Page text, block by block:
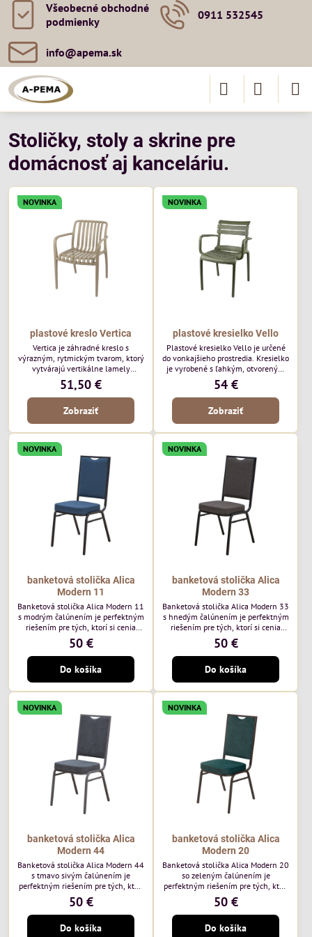
Všeobecné obchodné
podmienky
0911 532545
info​@apema​.sk
Stoličky, stoly a skrine pre
domácnosť aj kanceláriu.
NOVINKA
plastové kreslo Vertica
Vertica je záhradné kreslo s
výrazným, rytmickým tvarom, ktorý
vytvárajú vertikálne lamely
operadla a sedadla. Jej otvorený
dizajn jej dodáva ľahký, vzdušný
vzhľad a robí z nej perfektný
doplnok moderných vonkajších
pozornosť svojimi detailmi bez toho,
aby dominoval priestoru. Bude
vyzerať skvele vo vonkajších
jedálenských priestoroch, pri
bistrových stoloch a v...
51,50 €
Zobraziť
NOVINKA
plastové kresielko Vello
Plastové kresielko Vello je určené
do vonkajšieho prostredia. Kresielko
je vyrobené s ľahkým, otvoreným
tvarom a jemne kontúrovanými
líniami. Horizontálne lamely
operadla a jemne zaoblené
podrúčky dodávajú kresielku
ležérny, letný nádych. Tento model
bude vyzerať skvele vo vonkajších
jedálenských priestoroch, pri
reštauračných stoloch a v
bistrových priestoroch.
54 €
Zobraziť
NOVINKA
banketová stolička Alica
Modern 11
Banketová stolička Alica Modern 11
s modrým čalúnením je perfektným
riešením pre tých, ktorí si cenia
vysokú kvalitu a jedinečný dizajn.
Stolička je výnimočná použitím
vysoko kvalitného modrého
čalúnenia Mossa 79 od poľského
výrobcu Davis ktorého látka má
hmotnosť 325 g/m², čo zaručuje
výnimočnú odolnosť a pohodlie.
Okrem toho je látka vybavená
technológiou Easy-Clean, vďaka
ktorej sa ľahko...
50 €
Do košíka
NOVINKA
banketová stolička Alica
Modern 33
Banketová stolička Alica Modern 33
s hnedým čalúnením je perfektným
riešením pre tých, ktorí si cenia
vysokú kvalitu a jedinečný dizajn.
Stolička je výnimočná použitím
vysoko kvalitného hnedého
čalúnenia Mossa 29 od poľského
výrobcu Davis ktorého látka má
hmotnosť 325 g/m², čo zaručuje
výnimočnú odolnosť a pohodlie.
Okrem toho je látka vybavená
technológiou Easy-Clean, vďaka
ktorej sa ľahko...
50 €
Do košíka
NOVINKA
banketová stolička Alica
Modern 44
Banketová stolička Alica Modern 44
s tmavo sivým čalúnením je
perfektným riešením pre tých, ktorí
si cenia vysokú kvalitu a jedinečný
dizajn. Stolička je výnimočná
použitím vysoko kvalitného tmavo
sivého zamatového čalúnenia od
50 €
Do košíka
NOVINKA
banketová stolička Alica
Modern 20
Banketová stolička Alica Modern 20
so zeleným čalúnením je
perfektným riešením pre tých, ktorí
si cenia vysokú kvalitu a jedinečný
dizajn. Stolička je výnimočná
použitím vysoko kvalitného tmavo
zeleného zamatového čalúnenia od
50 €
Do košíka